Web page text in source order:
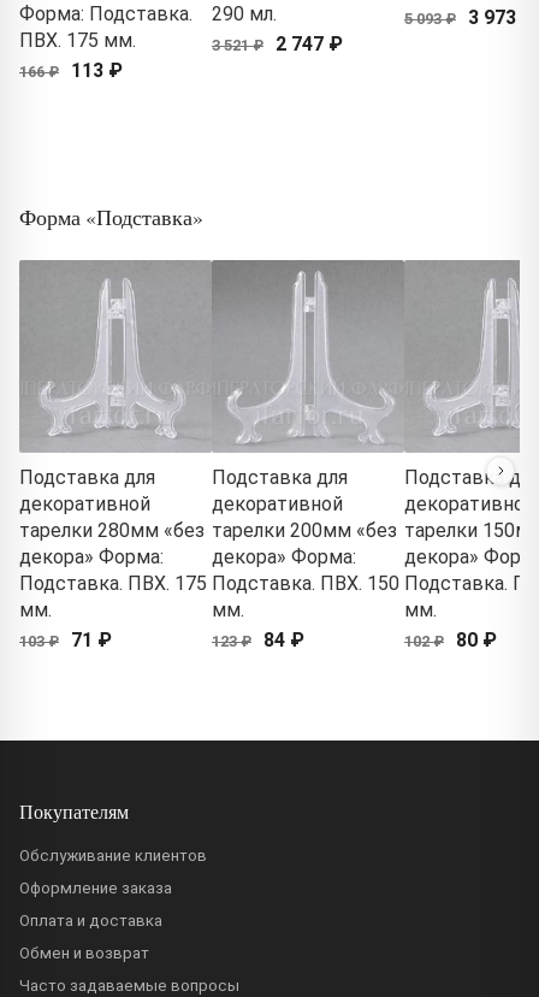
Форма: Подставка.
ПВХ. 175 мм.
166 ₽ 113 ₽
290 мл.
3 521 ₽ 2 747 ₽
5 093 ₽ 3 973 ₽
Форма «Подставка»
Подставка для
декоративной
тарелки 280мм «без
декора» Форма:
Подставка. ПВХ. 175
мм.
103 ₽ 71 ₽
Подставка для
декоративной
тарелки 200мм «без
декора» Форма:
Подставка. ПВХ. 150
мм.
123 ₽ 84 ₽
Подставка для
декоративной
тарелки
декора»
Подставка.
мм.
102 ₽ 80 ₽
Покупателям
Обслуживание клиентов
Оформление заказа
Оплата и доставка
Обмен и возврат
Часто задаваемые вопросы